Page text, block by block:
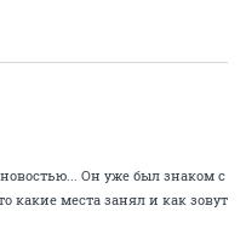
Он уже был знаком с
какие места занял и как зовут